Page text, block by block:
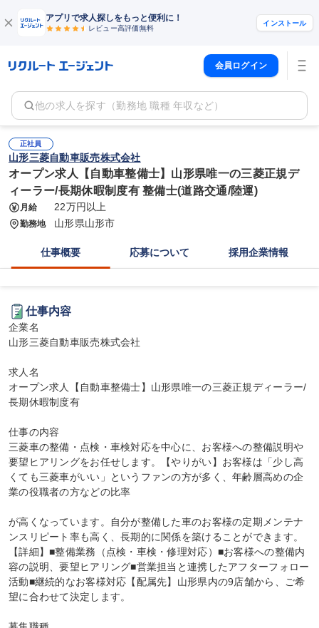
アプリで求人探しをもっと便利に！
レビュー高評価無料
インストール
会員ログイン
他の求人を探す（勤務地 職種 年収など）
正社員
山形三菱自動車販売株式会社
オープン求人【自動車整備士】山形県唯一の三菱正規デ
ィーラー/長期休暇制度有 整備士(道路交通/陸運)
月給 22万円以上
勤務地 山形県山形市
仕事概要 応募について 採用企業情報
仕事内容
企業名
山形三菱自動車販売株式会社
求人名
オープン求人【自動車整備士】山形県唯一の三菱正規ディーラー/
長期休暇制度有
仕事の内容
三菱車の整備・点検・車検対応を中心に、お客様への整備説明や
要望ヒアリングをお任せします。【やりがい】お客様は「少し高
くても三菱車がいい」というファンの方が多く、年齢層高めの企
業の役職者の方などの比率
が高くなっています。自分が整備した車のお客様の定期メンテナ
ンスリピート率も高く、長期的に関係を築けることができます。
【詳細】■整備業務（点検・車検・修理対応）■お客様への整備内
容の説明、要望ヒアリング■営業担当と連携したアフターフォロー
活動■継続的なお客様対応【配属先】山形県内の9店舗から、ご希
望に合わせて決定します。